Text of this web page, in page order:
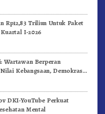
Rp12,83 Triliun Untuk Paket
I-2026
Wartawan Berperan
Kebangsaan, Demokrasi,
DKI-YouTube Perkuat
Mental